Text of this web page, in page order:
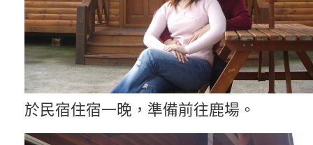
於民宿住宿一晚，準備前往鹿場。